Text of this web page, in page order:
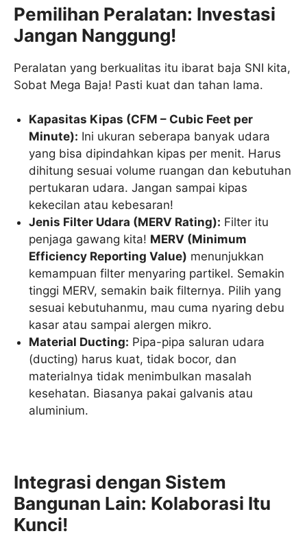
Pemilihan Peralatan: Investasi
Jangan Nanggung!
Peralatan yang berkualitas itu ibarat baja SNI kita,
Sobat Mega Baja! Pasti kuat dan tahan lama.
Kapasitas Kipas (CFM – Cubic Feet per
Minute): Ini ukuran seberapa banyak udara
yang bisa dipindahkan kipas per menit. Harus
dihitung sesuai volume ruangan dan kebutuhan
pertukaran udara. Jangan sampai kipas
kekecilan atau kebesaran!
Jenis Filter Udara (MERV Rating): Filter itu
penjaga gawang kita! MERV (Minimum
Efficiency Reporting Value) menunjukkan
kemampuan filter menyaring partikel. Semakin
tinggi MERV, semakin baik filternya. Pilih yang
sesuai kebutuhanmu, mau cuma nyaring debu
kasar atau sampai alergen mikro.
Material Ducting: Pipa-pipa saluran udara
(ducting) harus kuat, tidak bocor, dan
materialnya tidak menimbulkan masalah
kesehatan. Biasanya pakai galvanis atau
aluminium.
Integrasi dengan Sistem
Bangunan Lain: Kolaborasi Itu
Kunci!